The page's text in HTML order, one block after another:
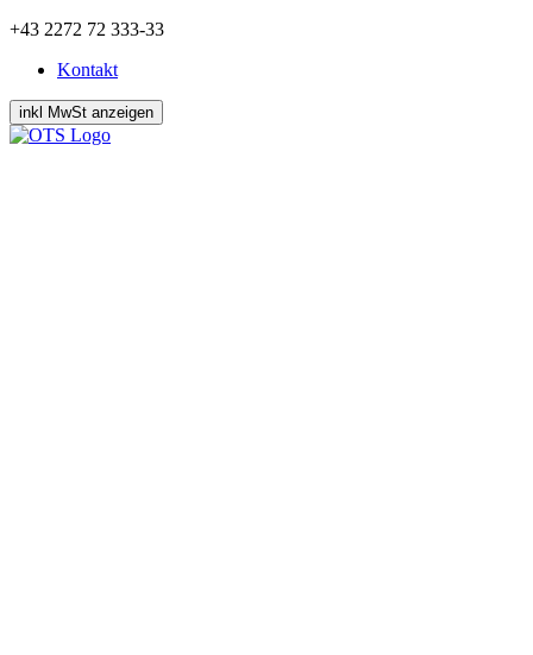
Zum
springen
+43 2272 72 333-33
Kontakt